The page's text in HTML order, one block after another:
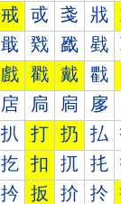
戒 戓 戔 戕
戢 戣 戤 戥
戲 戳 戴 戵
扂 扃 扄 扅
扒 打 扔 払
扢 扣 扤 扥
扲 扳 扴 扵